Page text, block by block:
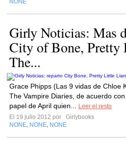
NONE
Girly Noticias: Mas
City of Bone,
The...
Grace Phipps (Las 9 vidas de Chloe
The Vampire Diaries, de acuerdo
papel de April quien...
Leer el resto
El 19 julio 2012 por
Girlybooks
NONE NONE NONE